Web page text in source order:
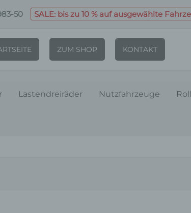
50 SALE: bis zu 10 % auf ausgewählte
ZUM SHOP KONTAKT
Lastendreiräder Nutzfahrzeuge